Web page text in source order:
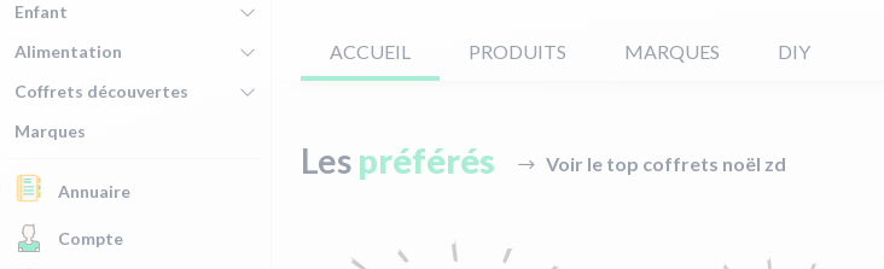
Enfant
Alimentation
Coffrets découvertes
Marques
Annuaire
Compte
ACCUEIL PRODUITS MARQUES DIY
Les préférés Voir le top coffrets noël zd